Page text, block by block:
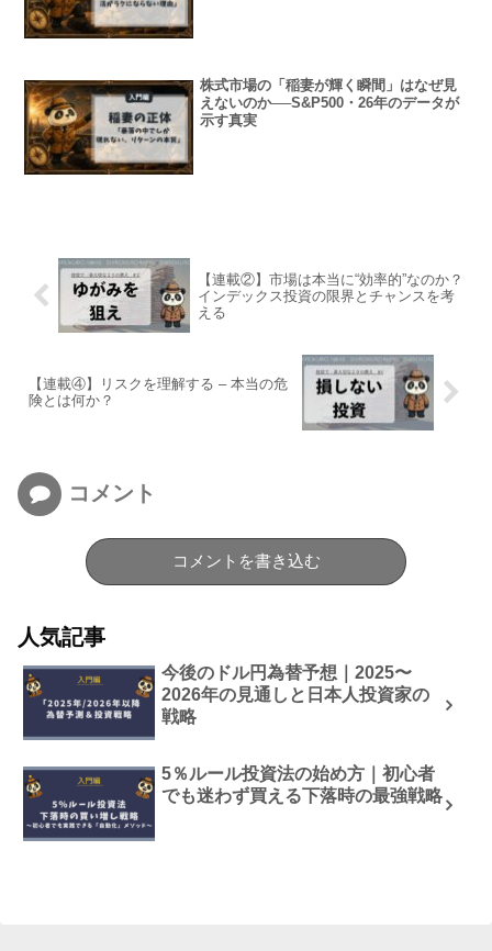
株式市場の「稲妻が輝く瞬間」はなぜ見
えないのか──S&P500・26年のデータが
示す真実
【連載②】市場は本当に“効率的”なのか？
インデックス投資の限界とチャンスを考
える
【連載④】リスクを理解する – 本当の危
険とは何か？
コメント
コメントを書き込む
人気記事
今後のドル円為替予想｜2025〜
2026年の見通しと日本人投資家の
戦略
5％ルール投資法の始め方｜初心者
でも迷わず買える下落時の最強戦略